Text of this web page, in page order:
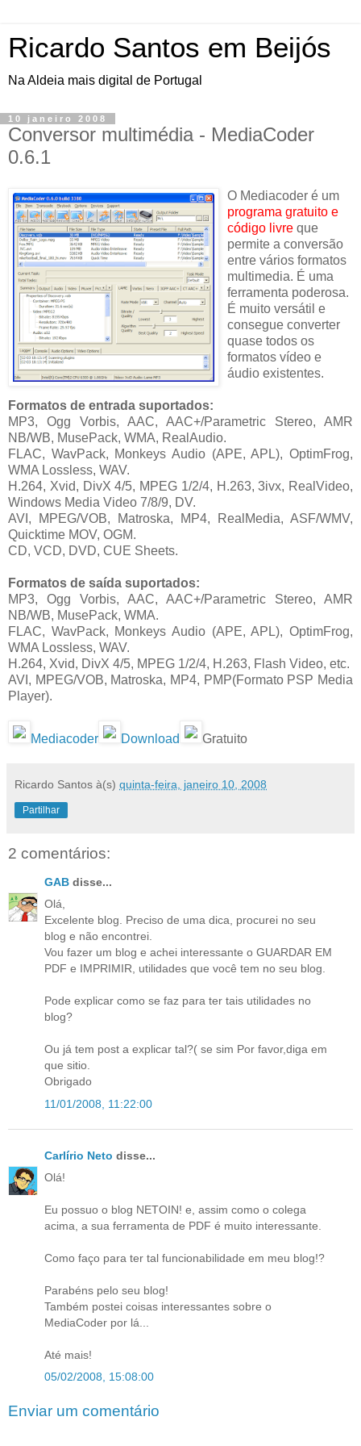
Ricardo Santos em Beijós
Na Aldeia mais digital de Portugal
10 janeiro 2008
Conversor multimédia - MediaCoder
0.6.1
O Mediacoder é um
programa gratuito e
código livre que
permite a conversão
entre vários formatos
multimedia. É uma
ferramenta poderosa.
É muito versátil e
consegue converter
quase todos os
formatos vídeo e
áudio existentes.
Formatos de entrada suportados:
MP3, Ogg Vorbis, AAC, AAC+/Parametric Stereo, AMR
NB/WB, MusePack, WMA, RealAudio.
FLAC, WavPack, Monkeys Audio (APE, APL), OptimFrog,
WMA Lossless, WAV.
H.264, Xvid, DivX 4/5, MPEG 1/2/4, H.263, 3ivx, RealVideo,
Windows Media Video 7/8/9, DV.
AVI, MPEG/VOB, Matroska, MP4, RealMedia, ASF/WMV,
Quicktime MOV, OGM.
CD, VCD, DVD, CUE Sheets.
Formatos de saída suportados:
MP3, Ogg Vorbis, AAC, AAC+/Parametric Stereo, AMR
NB/WB, MusePack, WMA.
FLAC, WavPack, Monkeys Audio (APE, APL), OptimFrog,
WMA Lossless, WAV.
H.264, Xvid, DivX 4/5, MPEG 1/2/4, H.263, Flash Video, etc.
AVI, MPEG/VOB, Matroska, MP4, PMP(Formato PSP Media
Player).
Mediacoder Download Gratuito
Ricardo Santos à(s) quinta-feira, janeiro 10, 2008
Partilhar
2 comentários:
GAB disse...
Olá,
Excelente blog. Preciso de uma dica, procurei no seu
blog e não encontrei.
Vou fazer um blog e achei interessante o GUARDAR EM
PDF e IMPRIMIR, utilidades que você tem no seu blog.
Pode explicar como se faz para ter tais utilidades no
blog?
Ou já tem post a explicar tal?( se sim Por favor,diga em
que sitio.
Obrigado
11/01/2008, 11:22:00
Carlírio Neto disse...
Olá!
Eu possuo o blog NETOIN! e, assim como o colega
acima, a sua ferramenta de PDF é muito interessante.
Como faço para ter tal funcionabilidade em meu blog!?
Parabéns pelo seu blog!
Também postei coisas interessantes sobre o
MediaCoder por lá...
Até mais!
05/02/2008, 15:08:00
Enviar um comentário